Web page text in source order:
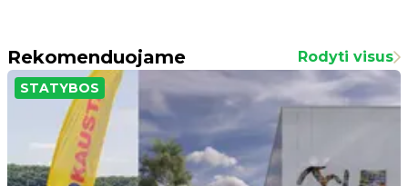
Rekomenduojame Rodyti visus
STATYBOS